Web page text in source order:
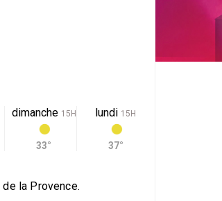
dimanche 15H
33°
lundi 15H
37°
la Provence.